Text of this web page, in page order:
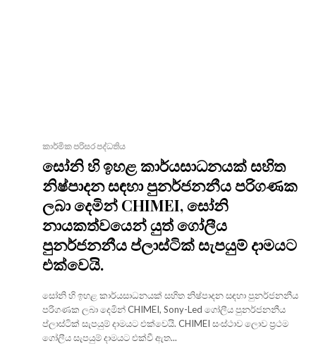
කාර්මික පරිසර පද්ධතිය
සෝනි හි ඉහළ කාර්යසාධනයක් සහිත
නිෂ්පාදන සඳහා පුනර්ජනනීය පරිගණක
ලබා දෙමින් CHIMEI, සෝනි
නායකත්වයෙන් යුත් ගෝලීය
පුනර්ජනනීය ප්ලාස්ටික් සැපයුම් දාමයට
එක්වෙයි.
සෝනි හි ඉහළ කාර්යසාධනයක් සහිත නිෂ්පාදන සඳහා පුනර්ජනනීය
පරිගණක ලබා දෙමින් CHIMEI, Sony-Led ගෝලීය පුනර්ජනනීය
ප්ලාස්ටික් සැපයුම් දාමයට එක්වෙයි. CHIMEI සංස්ථාව ලොව ප්‍රථම
ගෝලීය සැපයුම් දාමයට එක්වී ඇත...